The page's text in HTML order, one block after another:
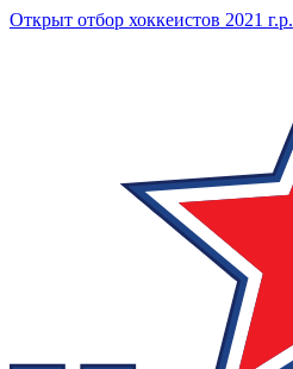
Открыт отбор хоккеистов 2021 г.р.